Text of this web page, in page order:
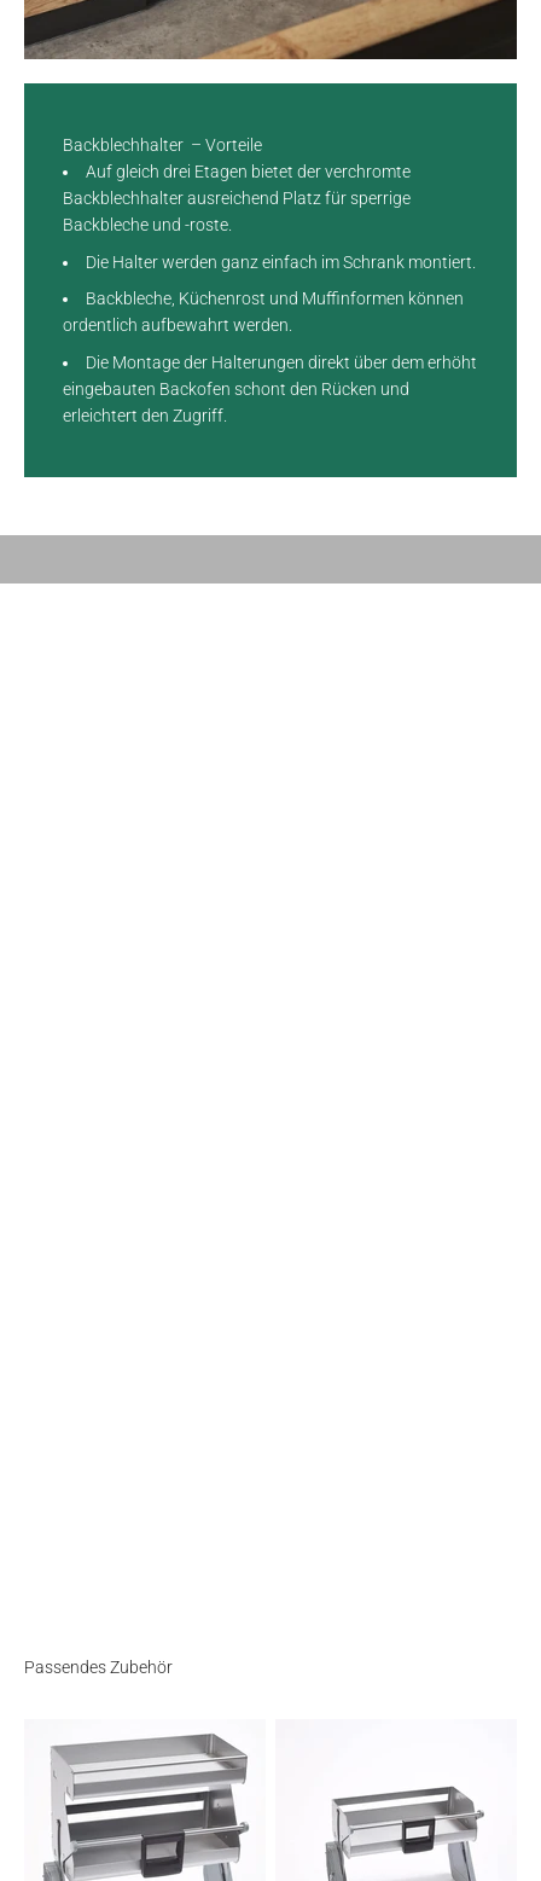
Backblechhalter – Vorteile
Auf gleich drei Etagen bietet der verchromte
Backblechhalter ausreichend Platz für sperrige
Backbleche und -roste.
Die Halter werden ganz einfach im Schrank montiert.
Backbleche, Küchenrost und Muffinformen können
ordentlich aufbewahrt werden.
Die Montage der Halterungen direkt über dem erhöht
eingebauten Backofen schont den Rücken und
erleichtert den Zugriff.
Passendes Zubehör